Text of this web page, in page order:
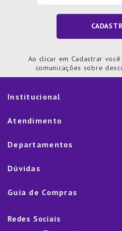
Ao clicar em Cadastrar
comunicações sobre
Institucional
História
Nossas Lojas
Marketplace
Atendimento
Fale Conosco
Trocas e Devoluções
Rastreamento de pedido
Departamentos
Mesa
Eletroportáteis
Cama, mesa e banho
Dúvidas
Como Comprar
Política de Cookies
Guia de Compras
Redes Sociais